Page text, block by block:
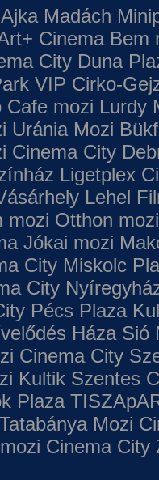
Madách
Cinema Bem
City Duna
VIP Cirko-
Cafe mozi Lurdy
Uránia Mozi
Cinema City
Ligetplex
Lehel
mozi Otthon mozi
Jókai mozi
City Miskolc
City
Pécs Plaza
Háza Sió
Cinema City
Kultik Szentes
Plaza
Tatabánya Mozi
mozi Cinema City